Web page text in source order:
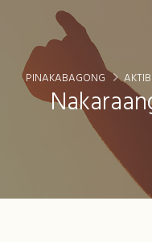
PINAKABAGONG